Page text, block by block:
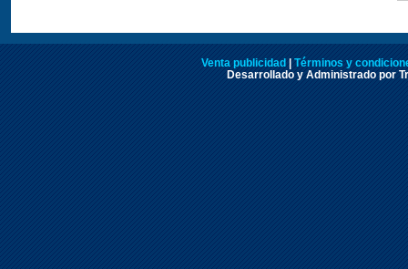
Venta publicidad
Términos y
Desarrollado y Administrado por